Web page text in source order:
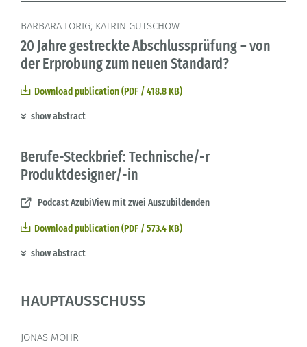
BARBARA LORIG; KATRIN GUTSCHOW
20 Jahre gestreckte Abschlussprüfung – von
der Erprobung zum neuen Standard?
Download publication (PDF / 418.8 KB)
show abstract
Berufe-Steckbrief: Technische/-r
Produktdesigner/-in
Podcast AzubiView mit zwei Auszubildenden
Download publication (PDF / 573.4 KB)
show abstract
HAUPTAUSSCHUSS
JONAS MOHR